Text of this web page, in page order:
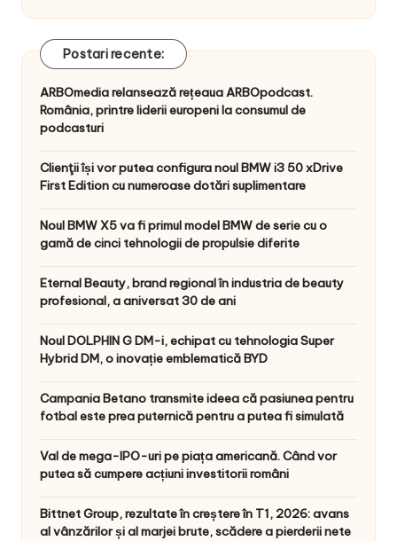
Postari recente:
ARBOmedia relansează rețeaua ARBOpodcast.
România, printre liderii europeni la consumul de
podcasturi
Clienţii își vor putea configura noul BMW i3 50 xDrive
First Edition cu numeroase dotări suplimentare
Noul BMW X5 va fi primul model BMW de serie cu o
gamă de cinci tehnologii de propulsie diferite
Eternal Beauty, brand regional în industria de beauty
profesional, a aniversat 30 de ani
Noul DOLPHIN G DM-i, echipat cu tehnologia Super
Hybrid DM, o inovație emblematică BYD
Campania Betano transmite ideea că pasiunea pentru
fotbal este prea puternică pentru a putea fi simulată
Val de mega-IPO-uri pe piața americană. Când vor
putea să cumpere acțiuni investitorii români
Bittnet Group, rezultate în creștere în T1, 2026: avans
al vânzărilor și al marjei brute, scădere a pierderii nete